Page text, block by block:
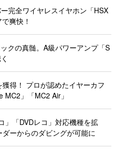
完全ワイヤレスイヤホン「HSX
爽快！
クの真髄。A級パワーアンプ「S
得！ プロが認めたイヤーカフ
」「MC2 Air」
」「DVDレコ」対応機種を拡
ーからのダビングが可能に